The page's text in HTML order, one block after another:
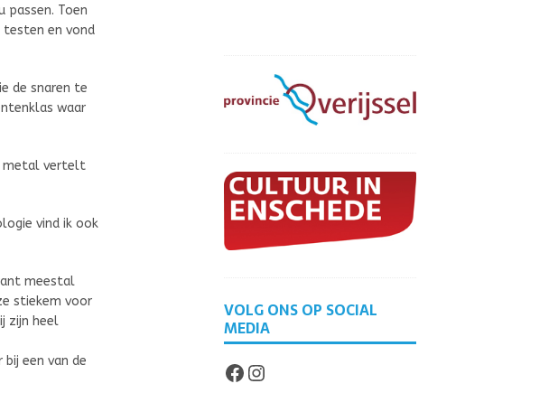
Toen
testen en vond
de snaren te
waar
metal vertelt
vind ik ook
meestal
stiekem voor
zijn heel
een van de
VOLG ONS OP SOCIAL
MEDIA